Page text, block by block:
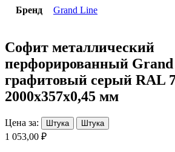
Бренд Grand Line
Софит металлический
перфорированный
графитовый серый RAL
2000х357х0,45 мм
Цена за: Штука Штука
1 053,00 ₽